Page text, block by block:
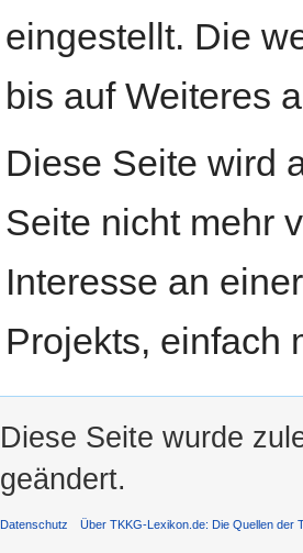
eingestellt. Die
bis auf Weiteres
Diese Seite wird
Seite nicht mehr
Interesse an
Projekts, einfach
Diese Seite wurde
geändert.
Datenschutz Über TKKG-Lexikon.de: Die Quellen der